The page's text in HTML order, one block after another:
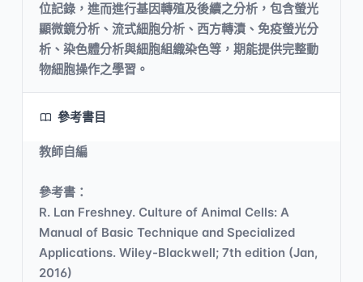
位記錄，進而進行基因轉殖及後續之分析，包含螢光
顯微鏡分析、流式細胞分析、西方轉漬、免疫螢光分
析、染色體分析與細胞組織染色等，期能提供完整動
物細胞操作之學習。
參考書目
教師自編
參考書：
R. Lan Freshney. Culture of Animal Cells: A
Manual of Basic Technique and Specialized
Applications. Wiley-Blackwell; 7th edition (Jan,
2016)